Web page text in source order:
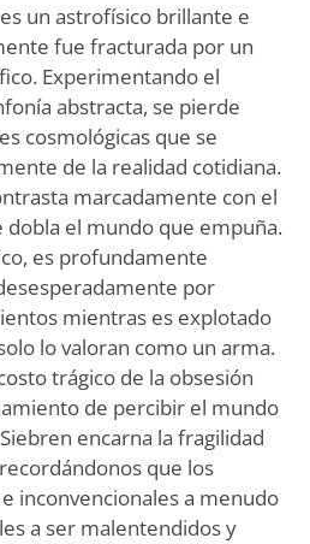
un astrofísico brillante e
fue fracturada por un
Experimentando el
abstracta, se pierde
cosmológicas que se
de la realidad cotidiana.
marcadamente con el
el mundo que empuña.
es profundamente
por
mientras es explotado
lo valoran como un arma.
trágico de la obsesión
de percibir el mundo
encarna la fragilidad
que los
inconvencionales a menudo
a ser malentendidos y